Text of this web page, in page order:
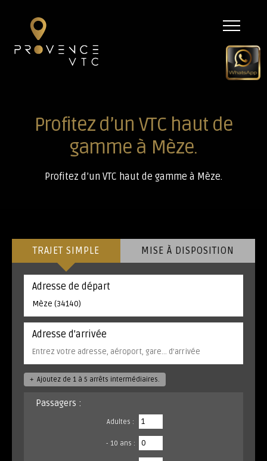
Profitez d’un VTC haut de
gamme à Mèze.
Profitez d’un VTC haut de gamme à Mèze.
TRAJET SIMPLE MISE À DISPOSITION
Adresse de départ
Adresse d'arrivée
Ajoutez de 1 à 5 arrêts intermédiaires.
+
Passagers :
Adultes :
- 10 ans :